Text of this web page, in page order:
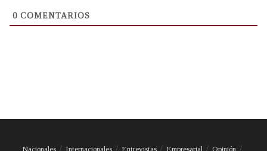
0 COMENTARIOS
Nacionales Internacionales Entrevistas Empresarial Opinión